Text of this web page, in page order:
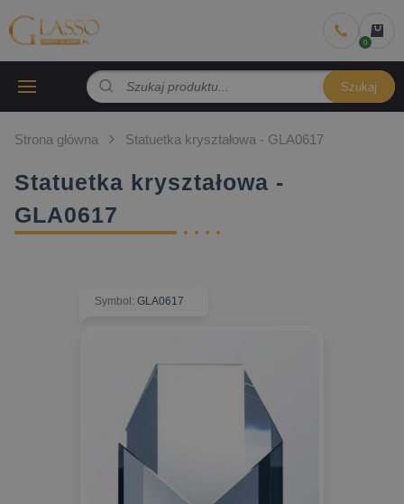
Szukaj
Strona główna Statuetka kryształowa - GLA0617
Statuetka kryształowa -
GLA0617
Symbol : GLA0617